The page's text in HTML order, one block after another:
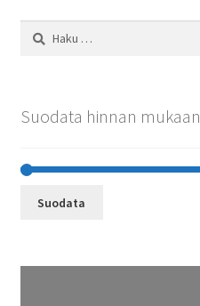
Haku:
Suodata hinnan mukaan
Suodata